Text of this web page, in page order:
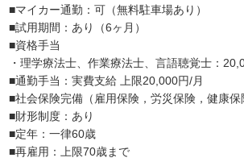
■マイカー通勤：可（無料駐車場あり）
■試用期間：あり（6ヶ月）
■資格手当
・理学療法士、作業療法士、言語聴覚士：
■通勤手当：実費支給 上限20,000円/月
■社会保険完備（雇用保険，労災保険，健康保
■財形制度：あり
■定年：一律60歳
■再雇用：上限70歳まで